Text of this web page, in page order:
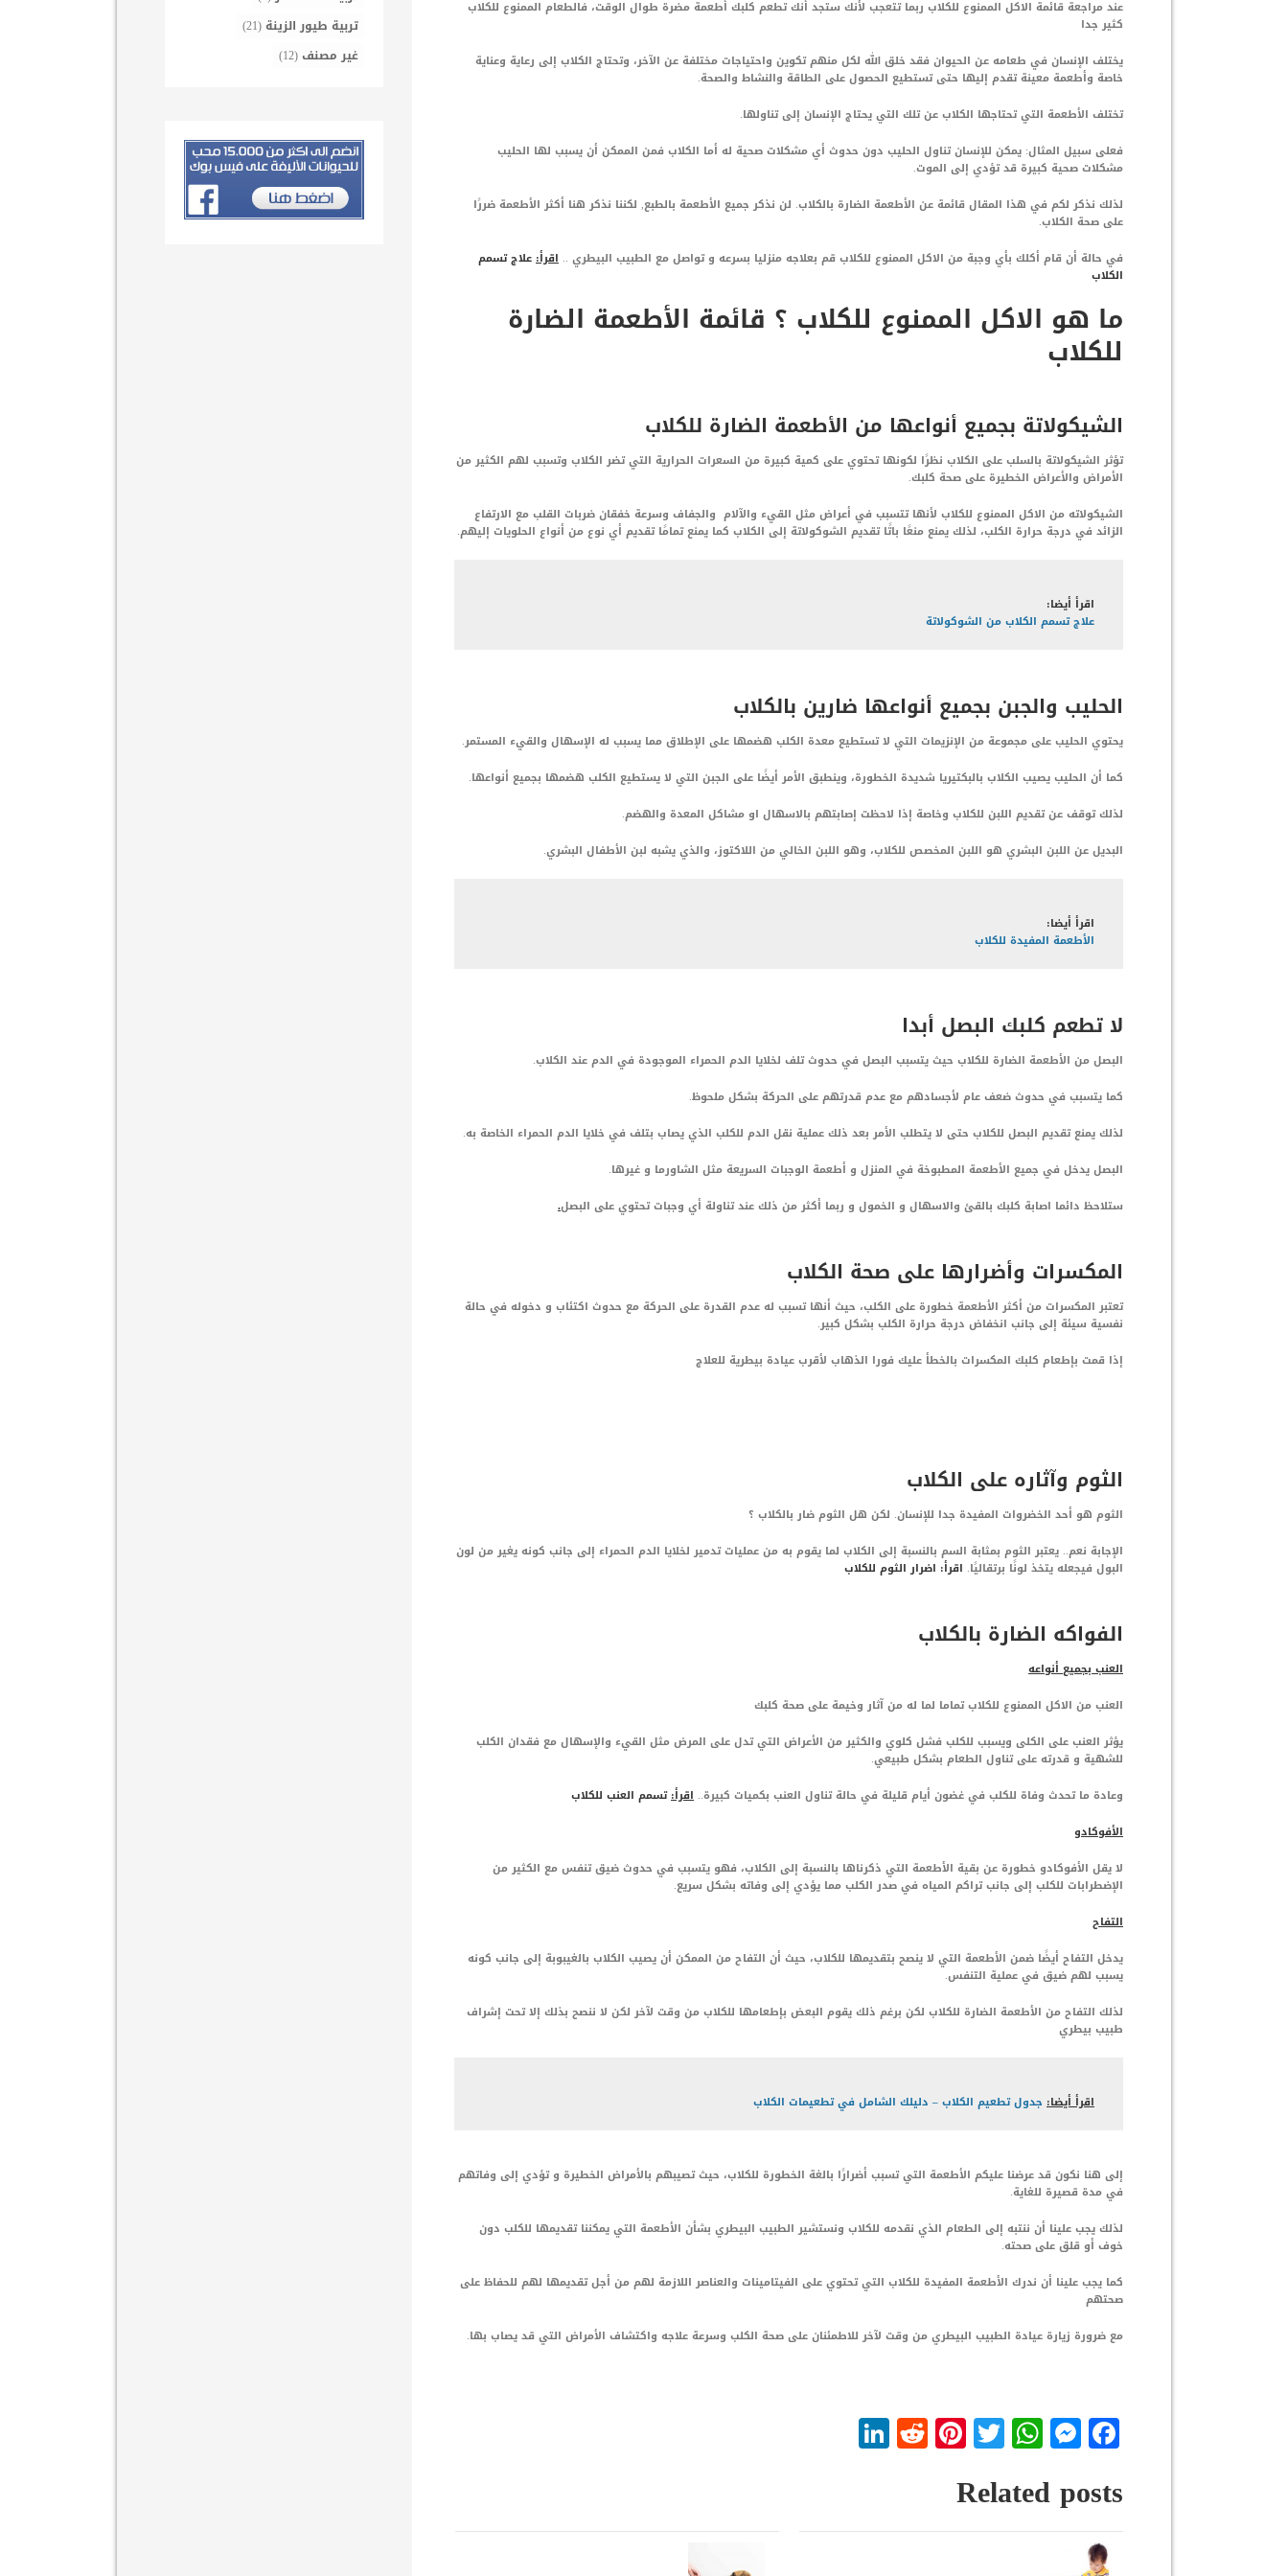
عند مراجعة قائمة الاكل الممنوع للكلاب ربما تتعجب لأنك ستجد أنك تطعم كلبك أطعمة مضرة طوال الوقت، فالطعام الممنوع للكلاب
كثير جدا
يختلف الإنسان في طعامه عن الحيوان فقد خلق الله لكل منهم تكوين واحتياجات مختلفة عن الآخر، وتحتاج الكلاب إلى رعاية وعناية
خاصة وأطعمة معينة تقدم إليها حتى تستطيع الحصول على الطاقة والنشاط والصحة.
تختلف الأطعمة التي تحتاجها الكلاب عن تلك التي يحتاج الإنسان إلى تناولها.
فعلى سبيل المثال: يمكن للإنسان تناول الحليب دون حدوث أي مشكلات صحية له أما الكلاب فمن الممكن أن يسبب لها الحليب
مشكلات صحية كبيرة قد تؤدي إلى الموت.
لذلك نذكر لكم في هذا المقال قائمة عن الأطعمة الضارة بالكلاب. لن نذكر جميع الأطعمة بالطبع, لكننا نذكر هنا أكثر الأطعمة ضررًا
على صحة الكلاب.
في حالة أن قام أكلك بأي وجبة من الاكل الممنوع للكلاب قم بعلاجه منزليا بسرعه و تواصل مع الطبيب البيطري .. اقرأ:علاج تسمم
الكلاب
ما هو الاكل الممنوع للكلاب ؟ قائمة الأطعمة الضارة
للكلاب
الشيكولاتة بجميع أنواعها من الأطعمة الضارة للكلاب
تؤثر الشيكولاتة بالسلب على الكلاب نظرًا لكونها تحتوي على كمية كبيرة من السعرات الحرارية التي تضر الكلاب وتسبب لهم الكثير من
الأمراض والأعراض الخطيرة على صحة كلبك.
الشيكولاته من الاكل الممنوع للكلاب لأنها تتسبب في أعراض مثل القيء والآلام والجفاف وسرعة خفقان ضربات القلب مع الارتفاع
الزائد في درجة حرارة الكلب، لذلك يمنع منعًا باتًا تقديم الشوكولاتة إلى الكلاب كما يمنع تمامًا تقديم أي نوع من أنواع الحلويات إليهم.
اقرأ أيضا:
علاج تسمم الكلاب من الشوكولاتة
الحليب والجبن بجميع أنواعها ضارين بالكلاب
يحتوي الحليب على مجموعة من الإنزيمات التي لا تستطيع معدة الكلب هضمها على الإطلاق مما يسبب له الإسهال والقيء المستمر.
كما أن الحليب يصيب الكلاب بالبكتيريا شديدة الخطورة، وينطبق الأمر أيضًا على الجبن التي لا يستطيع الكلب هضمها بجميع أنواعها.
لذلك توقف عن تقديم اللبن للكلاب وخاصة إذا لاحظت إصابتهم بالاسهال او مشاكل المعدة والهضم.
البديل عن اللبن البشري هو اللبن المخصص للكلاب، وهو اللبن الخالي من اللاكتوز، والذي يشبه لبن الأطفال البشري.
اقرأ أيضا:
الأطعمة المفيدة للكلاب
لا تطعم كلبك البصل أبدا
البصل من الأطعمة الضارة للكلاب حيث يتسبب البصل في حدوث تلف لخلايا الدم الحمراء الموجودة في الدم عند الكلاب.
كما يتسبب في حدوث ضعف عام لأجسادهم مع عدم قدرتهم على الحركة بشكل ملحوظ.
لذلك يمنع تقديم البصل للكلاب حتى لا يتطلب الأمر بعد ذلك عملية نقل الدم للكلب الذي يصاب بتلف في خلايا الدم الحمراء الخاصة به.
البصل يدخل في جميع الأطعمة المطبوخة في المنزل و أطعمة الوجبات السريعة مثل الشاورما و غيرها.
ستلاحظ دائما اصابة كلبك بالقئ والاسهال و الخمول و ربما أكثر من ذلك عند تناولة أي وجبات تحتوي على البصل.
المكسرات وأضرارها على صحة الكلاب
تعتبر المكسرات من أكثر الأطعمة خطورة على الكلب، حيث أنها تسبب له عدم القدرة على الحركة مع حدوث اكتئاب و دخوله في حالة
نفسية سيئة إلى جانب انخفاض درجة حرارة الكلب بشكل كبير.
إذا قمت بإطعام كلبك المكسرات بالخطأ عليك فورا الذهاب لأقرب عيادة بيطرية للعلاج
الثوم وآثاره على الكلاب
الثوم هو أحد الخضروات المفيدة جدا للإنسان. لكن هل الثوم ضار بالكلاب ؟
الإجابة نعم.. يعتبر الثوم بمثابة السم بالنسبة إلى الكلاب لما يقوم به من عمليات تدمير لخلايا الدم الحمراء إلى جانب كونه يغير من لون
البول فيجعله يتخذ لونًا برتقاليًا. اقرأ: اضرار الثوم للكلاب
الفواكه الضارة بالكلاب
العنب بجميع أنواعه
العنب من الاكل الممنوع للكلاب تماما لما له من آثار وخيمة على صحة كلبك
يؤثر العنب على الكلى ويسبب للكلب فشل كلوي والكثير من الأعراض التي تدل على المرض مثل القيء والإسهال مع فقدان الكلب
للشهية و قدرته على تناول الطعام بشكل طبيعي.
وعادة ما تحدث وفاة للكلب في غضون أيام قليلة في حالة تناول العنب بكميات كبيرة.. اقرأ:تسمم العنب للكلاب
الأفوكادو
لا يقل الأفوكادو خطورة عن بقية الأطعمة التي ذكرناها بالنسبة إلى الكلاب، فهو يتسبب في حدوث ضيق تنفس مع الكثير من
الإضطرابات للكلب إلى جانب تراكم المياه في صدر الكلب مما يؤدي إلى وفاته بشكل سريع.
التفاح
يدخل التفاح أيضًا ضمن الأطعمة التي لا ينصح بتقديمها للكلاب، حيث أن التفاح من الممكن أن يصيب الكلاب بالغيبوبة إلى جانب كونه
يسبب لهم ضيق في عملية التنفس.
لذلك التفاح من الأطعمة الضارة للكلاب لكن برغم ذلك يقوم البعض بإطعامها للكلاب من وقت لآخر لكن لا ننصح بذلك إلا تحت إشراف
طبيب بيطري
اقرأ أيضا: جدول تطعيم الكلاب – دليلك الشامل في تطعيمات الكلاب
إلى هنا نكون قد عرضنا عليكم الأطعمة التي تسبب أضرارًا بالغة الخطورة للكلاب، حيث تصيبهم بالأمراض الخطيرة و تؤدي إلى وفاتهم
في مدة قصيرة للغاية.
لذلك يجب علينا أن ننتبه إلى الطعام الذي نقدمه للكلاب ونستشير الطبيب البيطري بشأن الأطعمة التي يمكننا تقديمها للكلب دون
خوف أو قلق على صحته.
كما يجب علينا أن ندرك الأطعمة المفيدة للكلاب التي تحتوي على الفيتامينات والعناصر اللازمة لهم من أجل تقديمها لهم للحفاظ على
صحتهم
مع ضرورة زيارة عيادة الطبيب البيطري من وقت لآخر للاطمئنان على صحة الكلب وسرعة علاجه واكتشاف الأمراض التي قد يصاب بها.
Facebook
Messenger
WhatsApp
Twitter
Pinterest
Reddit
Related posts
تربية طيور الزينة (21)
غير مصنف(12)